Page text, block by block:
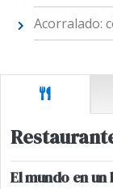
Acorralado:
El mundo en un